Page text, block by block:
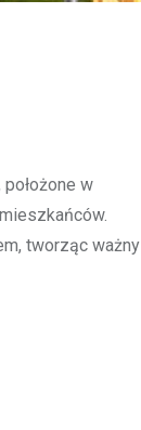
w
tworząc ważny